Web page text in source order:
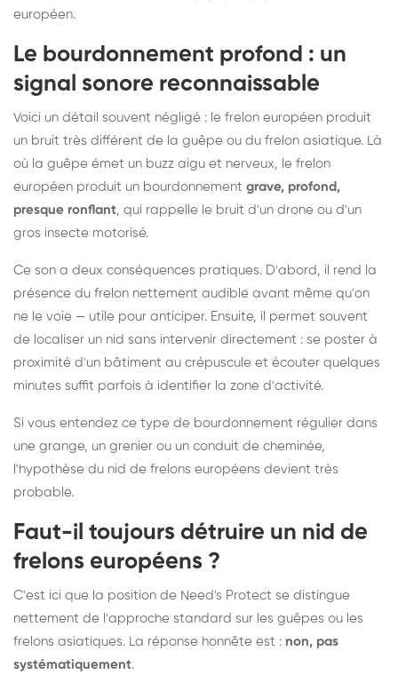
européen.
Le bourdonnement profond : un
signal sonore reconnaissable
Voici un détail souvent négligé : le frelon européen produit
un bruit très différent de la guêpe ou du frelon asiatique. Là
où la guêpe émet un buzz aigu et nerveux, le frelon
européen produit un bourdonnement grave, profond,
presque ronflant, qui rappelle le bruit d'un drone ou d'un
gros insecte motorisé.
Ce son a deux conséquences pratiques. D'abord, il rend la
présence du frelon nettement audible avant même qu'on
ne le voie — utile pour anticiper. Ensuite, il permet souvent
de localiser un nid sans intervenir directement : se poster à
proximité d'un bâtiment au crépuscule et écouter quelques
minutes suffit parfois à identifier la zone d'activité.
Si vous entendez ce type de bourdonnement régulier dans
une grange, un grenier ou un conduit de cheminée,
l'hypothèse du nid de frelons européens devient très
probable.
Faut-il toujours détruire un nid de
frelons européens ?
C'est ici que la position de Need's Protect se distingue
nettement de l'approche standard sur les guêpes ou les
frelons asiatiques. La réponse honnête est : non, pas
systématiquement.